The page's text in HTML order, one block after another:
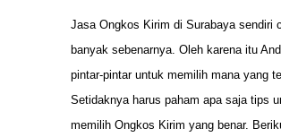
Jasa Ongkos Kirim di Surabaya sendiri
banyak sebenarnya. Oleh karena itu
pintar-pintar untuk memilih mana yang
Setidaknya harus paham apa saja tips
memilih Ongkos Kirim yang benar.